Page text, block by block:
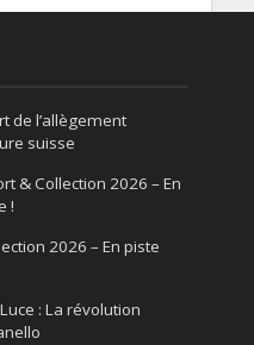
de l’allègement
suisse
& Collection 2026 – En
!
2026 – En piste
: La révolution